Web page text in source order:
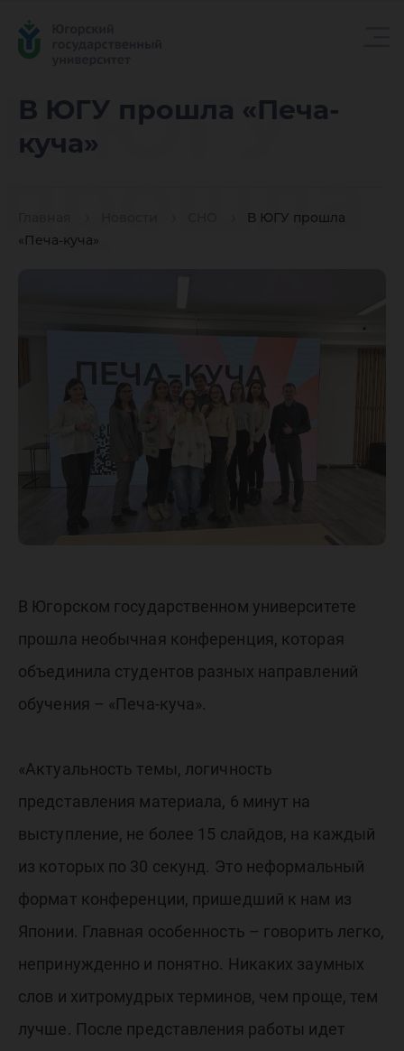
В ЮГУ прошла «Печа-
куча»
В ЮГУ прошла
«Печа-куча»
В ЮГУ
прошла
«Печа-
куча»
В Югорском государственном университете
прошла необычная конференция, которая
объединила студентов разных направлений
обучения – «Печа-куча».
«Актуальность темы, логичность
представления материала, 6 минут на
выступление, не более 15 слайдов, на каждый
из которых по 30 секунд. Это неформальный
формат конференции, пришедший к нам из
Японии. Главная особенность – говорить легко,
непринужденно и понятно. Никаких заумных
слов и хитромудрых терминов, чем проще, тем
лучше. После представления работы идет